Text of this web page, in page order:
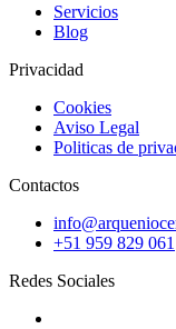
Servicios
Blog
Privacidad
Cookies
Aviso Legal
Politicas de
Contactos
+51 959 829 061
Redes Sociales